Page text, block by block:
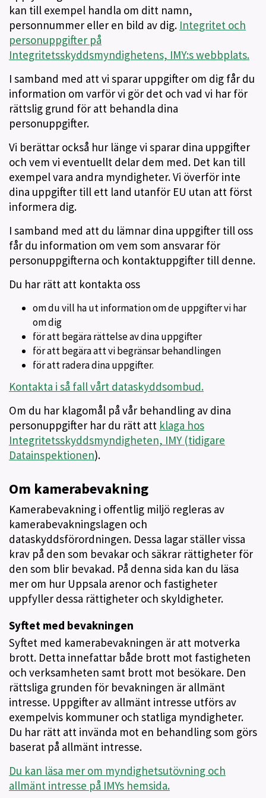
kan till exempel handla om ditt namn,
personnummer eller en bild av dig. Integritet och
personuppgifter på
Integritetsskyddsmyndighetens, IMY:s webbplats.
I samband med att vi sparar uppgifter om dig får du
information om varför vi gör det och vad vi har för
rättslig grund för att behandla dina
personuppgifter.
Vi berättar också hur länge vi sparar dina uppgifter
och vem vi eventuellt delar dem med. Det kan till
exempel vara andra myndigheter. Vi överför inte
dina uppgifter till ett land utanför EU utan att först
informera dig.
I samband med att du lämnar dina uppgifter till oss
får du information om vem som ansvarar för
personuppgifterna och kontaktuppgifter till denne.
Du har rätt att kontakta oss
om du vill ha ut information om de uppgifter vi har
om dig
för att begära rättelse av dina uppgifter
för att begära att vi begränsar behandlingen
för att radera dina uppgifter.
Kontakta i så fall vårt dataskyddsombud.
Om du har klagomål på vår behandling av dina
personuppgifter har du rätt att klaga hos
Integritetsskyddsmyndigheten, IMY (tidigare
Datainspektionen).
Om kamerabevakning
Kamerabevakning i offentlig miljö regleras av
kamerabevakningslagen och
dataskyddsförordningen. Dessa lagar ställer vissa
krav på den som bevakar och säkrar rättigheter för
den som blir bevakad. På denna sida kan du läsa
mer om hur Uppsala arenor och fastigheter
uppfyller dessa rättigheter och skyldigheter.
Syftet med bevakningen
Syftet med kamerabevakningen är att motverka
brott. Detta innefattar både brott mot fastigheten
och verksamheten samt brott mot besökare. Den
rättsliga grunden för bevakningen är allmänt
intresse. Uppgifter av allmänt intresse utförs av
exempelvis kommuner och statliga myndigheter.
Du har rätt att invända mot en behandling som görs
baserat på allmänt intresse.
Du kan läsa mer om myndighetsutövning och
allmänt intresse på IMYs hemsida.